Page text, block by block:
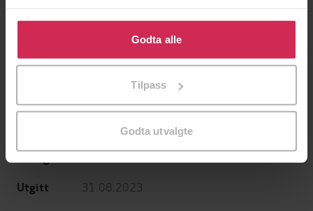
Klikk på «Godta alle» for å gi oss ditt samtykke til å
bruke cookies for alle disse formålene. Du kan også
tilpasse ditt samtykke til spesifikke formål ved å klikke
Godta alle
Tilpass
Godta utvalgte
England and the 1966 World Cup
Forfattere Duncan Hamilton(forfatter),Jonathan Firth
(innleser)
Riverrun
Utgitt 31.08.2023